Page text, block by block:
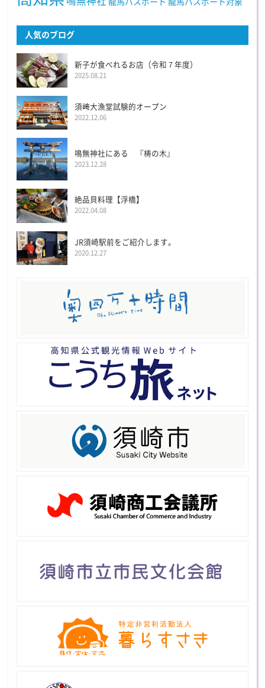
龍馬パスポート 龍馬パスポート対象
人気のブログ
新子が食べれるお店（令和７年度）
2025.08.21
須﨑大漁堂試験的オープン
2022.12.06
鳴無神社にある 『梼の木』
2023.12.28
絶品貝料理【浮橋】
2022.04.08
JR須崎駅前をご紹介します。
2020.12.27